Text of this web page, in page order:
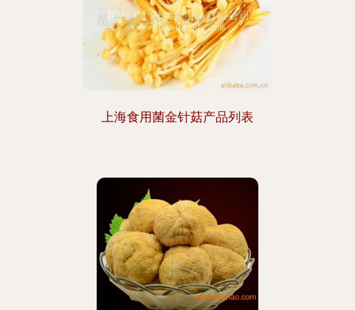
上海食用菌金针菇产品列表